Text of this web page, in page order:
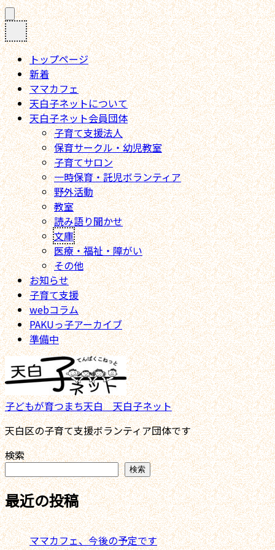
コ
ン
テ
ン
ツ
へ
ス
キ
ッ
プ
トップページ
新着
ママカフェ
天白子ネットについて
天白子ネット会員団体
子育て支援法人
保育サークル・幼児教室
子育てサロン
一時保育・託児ボランティア
野外活動
教室
読み語り聞かせ
文庫
医療・福祉・障がい
その他
お知らせ
子育て支援
webコラム
PAKUっ子アーカイブ
準備中
子どもが育つまち天白 天白子ネット
天白区の子育て支援ボランティア団体です
検索
検索
最近の投稿
ママカフェ、今後の予定です